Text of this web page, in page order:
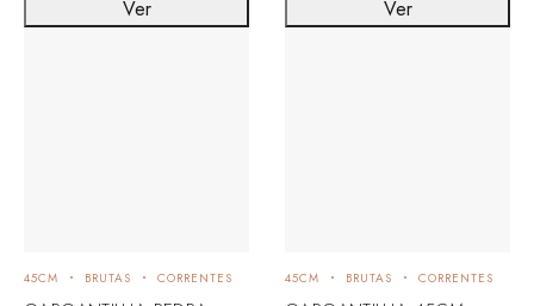
45CM BRUTAS CORRENTES
Ver
45CM BRUTAS CORRENTES
Ver